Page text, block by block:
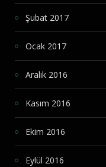
Şubat 2017
Ocak 2017
Aralık 2016
Kasım 2016
Ekim 2016
Eylül 2016